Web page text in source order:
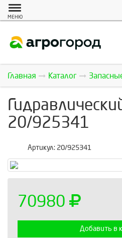
МЕНЮ
Главная Каталог
20/925341
Артикул: 20/925341
70980
Добавить в